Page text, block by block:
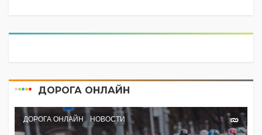
ДОРОГА ОНЛАЙН
ДОРОГА ОНЛАЙН НОВОСТИ